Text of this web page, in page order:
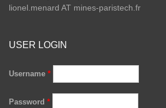
lionel.menard AT mines-paristech.fr
USER LOGIN
Username *
Password *